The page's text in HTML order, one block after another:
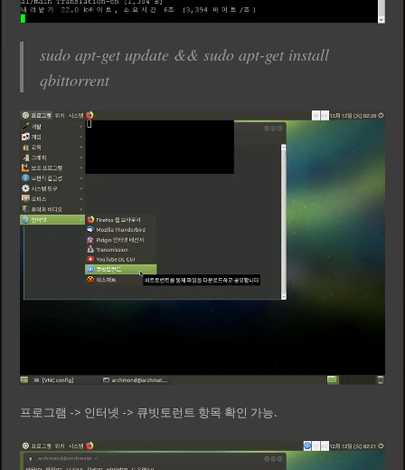
sudo apt-get update && sudo apt-get install
qbittorrent
프로그램 -> 인터넷 -> 큐빗토런트 항목 확인 가능.